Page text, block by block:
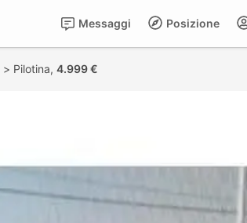
Posizione
Messaggi
> Pilotina, 4.999 €